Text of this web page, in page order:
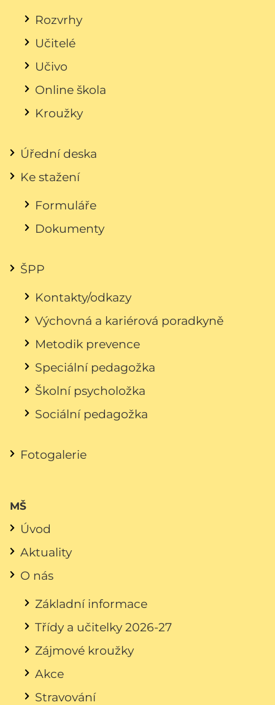
Rozvrhy
Učitelé
Učivo
Online škola
Kroužky
Úřední deska
Ke stažení
Formuláře
Dokumenty
ŠPP
Kontakty/odkazy
Výchovná a kariérová poradkyně
Metodik prevence
Speciální pedagožka
Školní psycholožka
Sociální pedagožka
Fotogalerie
MŠ
Úvod
Aktuality
O nás
Základní informace
Třídy a učitelky 2026-27
Zájmové kroužky
Akce
Stravování